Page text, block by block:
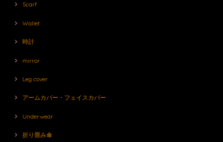
Scarf
Wallet
時計
mirror
Leg cover
アームカバー・フェイスカバー
Underwear
折り畳み傘